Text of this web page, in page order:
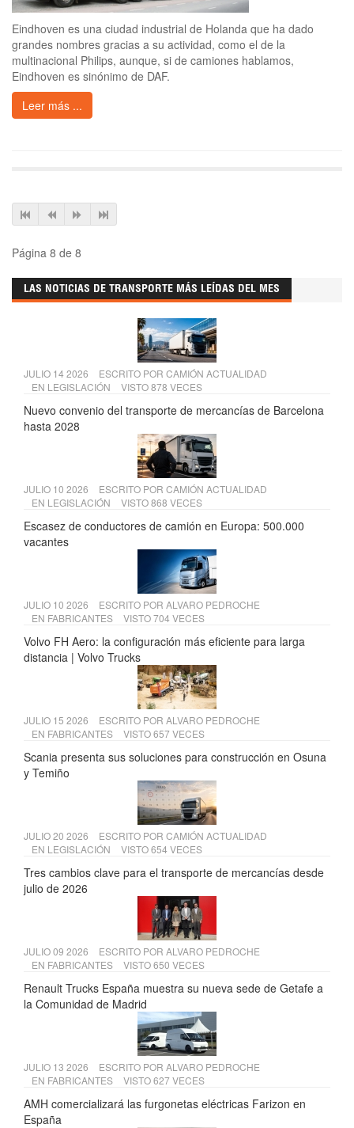
Eindhoven es una ciudad industrial de Holanda que ha dado
grandes nombres gracias a su actividad, como el de la
multinacional Philips, aunque, si de camiones hablamos,
Eindhoven es sinónimo de DAF.
Leer más ...
Página 8 de 8
LAS NOTICIAS DE TRANSPORTE MÁS LEÍDAS DEL MES
JULIO 14 2026 ESCRITO POR CAMIÓN ACTUALIDAD
EN LEGISLACIÓN VISTO 878 VECES
Nuevo convenio del transporte de mercancías de Barcelona
hasta 2028
JULIO 10 2026 ESCRITO POR CAMIÓN ACTUALIDAD
EN LEGISLACIÓN VISTO 868 VECES
Escasez de conductores de camión en Europa: 500.000
vacantes
JULIO 10 2026 ESCRITO POR ALVARO PEDROCHE
EN FABRICANTES VISTO 704 VECES
Volvo FH Aero: la configuración más eficiente para larga
distancia | Volvo Trucks
JULIO 15 2026 ESCRITO POR ALVARO PEDROCHE
EN FABRICANTES VISTO 657 VECES
Scania presenta sus soluciones para construcción en Osuna
y Temiño
JULIO 20 2026 ESCRITO POR CAMIÓN ACTUALIDAD
EN LEGISLACIÓN VISTO 654 VECES
Tres cambios clave para el transporte de mercancías desde
julio de 2026
JULIO 09 2026 ESCRITO POR ALVARO PEDROCHE
EN FABRICANTES VISTO 650 VECES
Renault Trucks España muestra su nueva sede de Getafe a
la Comunidad de Madrid
JULIO 13 2026 ESCRITO POR ALVARO PEDROCHE
EN FABRICANTES VISTO 627 VECES
AMH comercializará las furgonetas eléctricas Farizon en
España